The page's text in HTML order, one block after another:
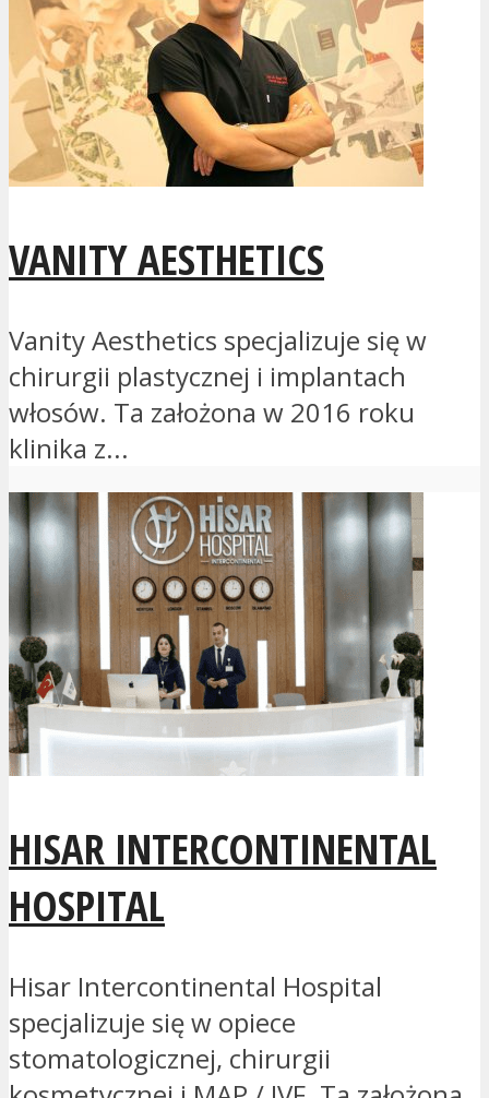
VANITY AESTHETICS
Vanity Aesthetics specjalizuje się w
chirurgii plastycznej i implantach
włosów. Ta założona w 2016 roku
klinika z...
HISAR INTERCONTINENTAL
HOSPITAL
Hisar Intercontinental Hospital
specjalizuje się w opiece
stomatologicznej, chirurgii